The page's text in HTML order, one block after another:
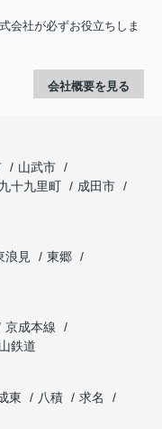
会社が必ずお役立ちしま
会社概要を見る
山武市
十九里町
成田市
浪見
東郷
京成本線
鉄道
東 八積
求名